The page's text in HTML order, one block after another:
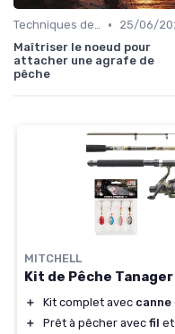
Techniques de Pêche •
25/06/
Maîtriser le noeud pour
attacher une agrafe de
pêche
MITCHELL
Kit de Pêche
＋ Kit complet avec canne
＋
Prêt à pêcher avec fil et